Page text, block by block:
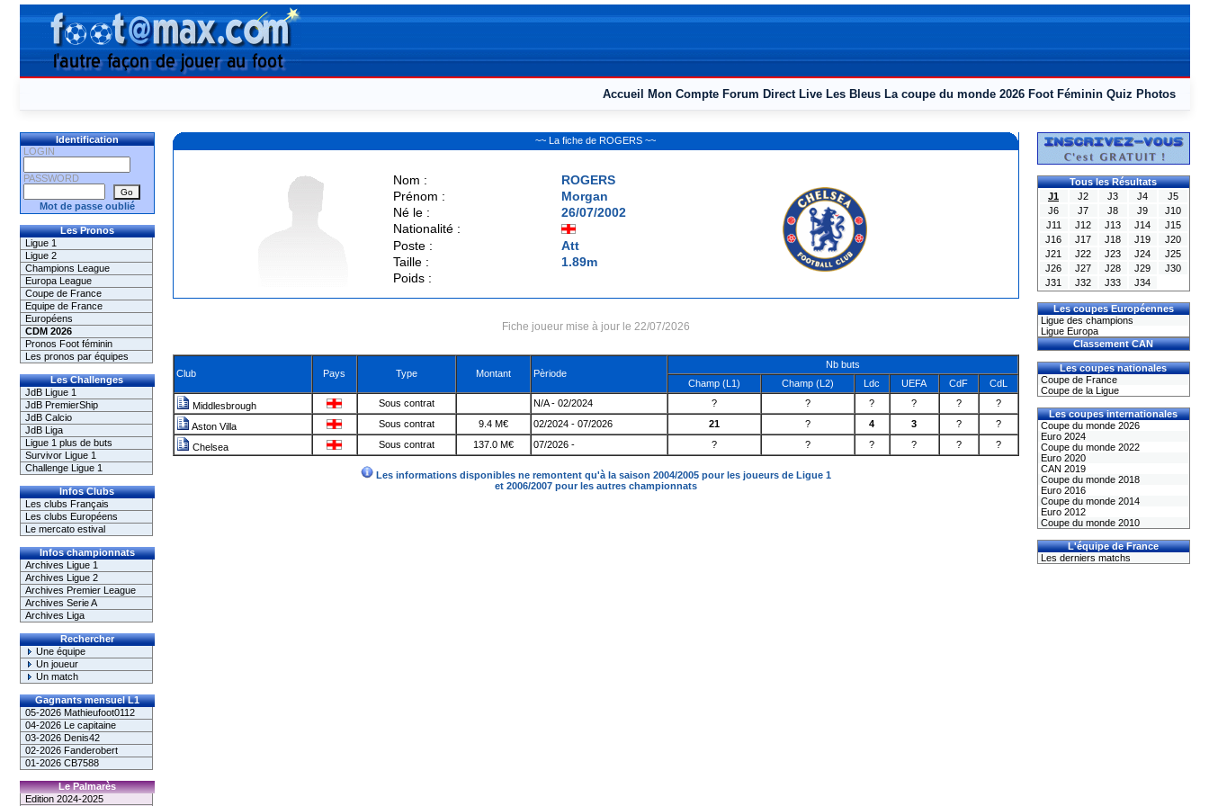
Accueil Mon Compte Forum Direct Live Les Bleus La coupe du monde 2026 Foot Féminin Quiz Photos
Identification
LOGIN
PASSWORD
Mot de passe oublié
Les Pronos
Ligue 1
Ligue 2
Champions League
Europa League
Coupe de France
Equipe de France
Européens
CDM 2026
Pronos Foot féminin
Les pronos par équipes
Les Challenges
JdB Ligue 1
JdB PremierShip
JdB Calcio
JdB Liga
Ligue 1 plus de buts
Survivor Ligue 1
Challenge Ligue 1
Infos Clubs
Les clubs Français
Les clubs Européens
Le mercato estival
Infos championnats
Archives Ligue 1
Archives Ligue 2
Archives Premier League
Archives Serie A
Archives Liga
Rechercher
Une équipe
Un joueur
Un match
Gagnants mensuel L1
05-2026 Mathieufoot0112
04-2026 Le capitaine
03-2026 Denis42
02-2026 Fanderobert
01-2026 CB7588
Le Palmarès
Edition 2024-2025
~~ La fiche de ROGERS ~~
Nom :
ROGERS
Prénom :
Morgan
Né le :
26/07/2002
Nationalité :
Poste :
Att
Taille :
1.89m
Poids :
Fiche joueur mise à jour le 22/07/2026
Club Pays Type Montant Pèriode
Nb buts
Champ (L1)
Champ (L2) Ldc UEFA CdF CdL
Middlesbrough Sous contrat N/A - 02/2024 ? ? ? ? ? ?
Aston Villa Sous contrat 9.4 M€ 02/2024 - 07/2026 21 ? 4 3 ? ?
Chelsea Sous contrat 137.0 M€ 07/2026 - ? ? ? ? ? ?
Les informations disponibles ne remontent qu'à la saison 2004/2005 pour les joueurs de Ligue 1
et 2006/2007 pour les autres championnats
Tous les Résultats
J1
J2 J3 J4
J5
J6
J7 J8 J9
J10
J11
J12 J13 J14
J15
J16
J17 J18 J19
J20
J21
J22 J23 J24
J25
J26
J27 J28 J29
J30
J31
J32 J33 J34
Les coupes Européennes
Ligue des champions
Ligue Europa
Classement CAN
Les coupes nationales
Coupe de France
Coupe de la Ligue
Les coupes internationales
Coupe du monde 2026
Euro 2024
Coupe du monde 2022
Euro 2020
CAN 2019
Coupe du monde 2018
Euro 2016
Coupe du monde 2014
Euro 2012
Coupe du monde 2010
L'équipe de France
Les derniers matchs